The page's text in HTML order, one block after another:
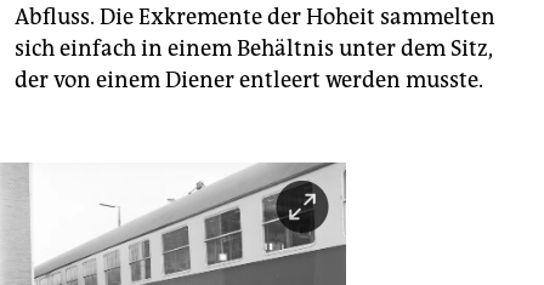
Abfluss. Die Exkremente der Hoheit sammelten
sich einfach in einem Behältnis unter dem Sitz,
der von einem Diener entleert werden musste.